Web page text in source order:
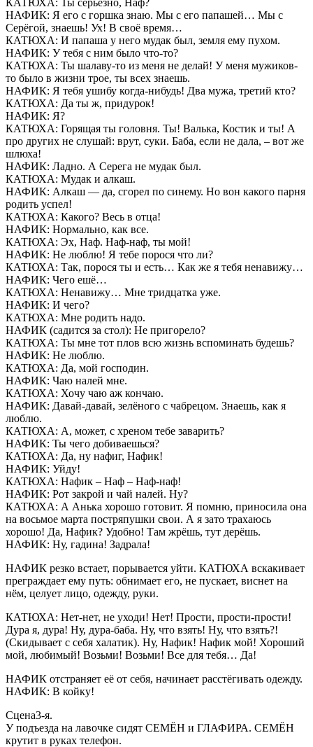
НАФИК: Я его с горшка знаю. Мы с его папашей… Мы с
Серёгой, знаешь! Ух! В своё время…
КАТЮХА: И папаша у него мудак был, земля ему пухом.
НАФИК: У тебя с ним было что-то?
КАТЮХА: Ты шалаву-то из меня не делай! У меня мужиков-
то было в жизни трое, ты всех знаешь.
НАФИК: Я тебя ушибу когда-нибудь! Два мужа, третий кто?
КАТЮХА: Да ты ж, придурок!
НАФИК: Я?
КАТЮХА: Горящая ты головня. Ты! Валька, Костик и ты! А
про других не слушай: врут, суки. Баба, если не дала, – вот же
шлюха!
НАФИК: Ладно. А Серега не мудак был.
КАТЮХА: Мудак и алкаш.
НАФИК: Алкаш — да, сгорел по синему. Но вон какого парня
родить успел!
КАТЮХА: Какого? Весь в отца!
НАФИК: Нормально, как все.
КАТЮХА: Эх, Наф. Наф-наф, ты мой!
НАФИК: Не люблю! Я тебе порося что ли?
КАТЮХА: Так, порося ты и есть… Как же я тебя ненавижу…
НАФИК: Чего ешё…
КАТЮХА: Ненавижу… Мне тридцатка уже.
НАФИК: И чего?
КАТЮХА: Мне родить надо.
НАФИК (садится за стол): Не пригорело?
КАТЮХА: Ты мне тот плов всю жизнь вспоминать будешь?
НАФИК: Не люблю.
КАТЮХА: Да, мой господин.
НАФИК: Чаю налей мне.
КАТЮХА: Хочу чаю аж кончаю.
НАФИК: Давай-давай, зелёного с чабрецом. Знаешь, как я
люблю.
КАТЮХА: А, может, с хреном тебе заварить?
НАФИК: Ты чего добиваешься?
КАТЮХА: Да, ну нафиг, Нафик!
НАФИК: Уйду!
КАТЮХА: Нафик – Наф – Наф-наф!
НАФИК: Рот закрой и чай налей. Ну?
КАТЮХА: А Анька хорошо готовит. Я помню, приносила она
на восьмое марта постряпушки свои. А я зато трахаюсь
хорошо! Да, Нафик? Удобно! Там жрёшь, тут дерёшь.
НАФИК: Ну, гадина! Задрала!
НАФИК резко встает, порывается уйти. КАТЮХА вскакивает
преграждает ему путь: обнимает его, не пускает, виснет на
нём, целует лицо, одежду, руки.
КАТЮХА: Нет-нет, не уходи! Нет! Прости, прости-прости!
Дура я, дура! Ну, дура-баба. Ну, что взять! Ну, что взять?!
(Скидывает с себя халатик). Ну, Нафик! Нафик мой! Хороший
мой, любимый! Возьми! Возьми! Все для тебя… Да!
НАФИК отстраняет её от себя, начинает расстёгивать одежду.
НАФИК: В койку!
Сцена3-я.
У подъезда на лавочке сидят СЕМЁН и ГЛАФИРА. СЕМЁН
крутит в руках телефон.